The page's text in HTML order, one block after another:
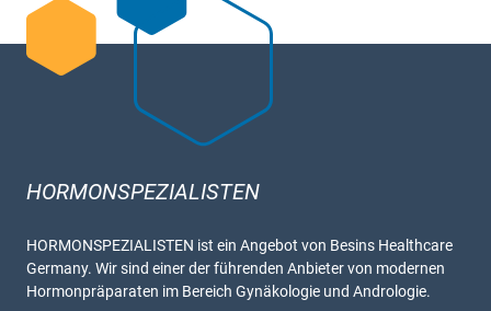
HORMONSPEZIALISTEN
HORMONSPEZIALISTEN ist ein Angebot von Besins Healthcare
Germany. Wir sind einer der führenden Anbieter von modernen
Hormonpräparaten im Bereich Gynäkologie und Andrologie.